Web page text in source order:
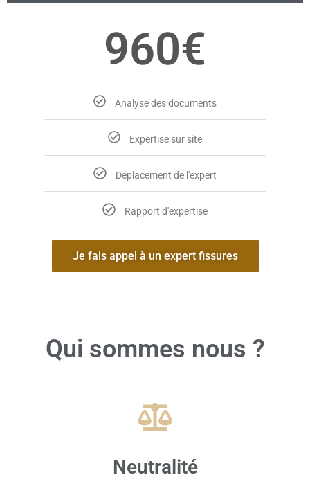
960€
Analyse des documents
Expertise sur site
Déplacement de l'expert
Rapport d'expertise
Je fais appel à un expert fissures
Qui sommes nous ?
Neutralité